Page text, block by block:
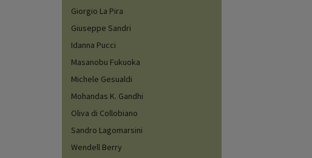
Giorgio La Pira
Giuseppe Sandri
Idanna Pucci
Masanobu Fukuoka
Michele Gesualdi
Mohandas K. Gandhi
Oliva di Collobiano
Sandro Lagomarsini
Wendell Berry